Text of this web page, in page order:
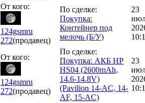
От кого:
124gsmru
272(продавец)
По сделке:
Покупка:
Контейнер под
мелочь (Б/У)
23
От кого:
124gsmru
272(продавец)
По сделке:
Покупка: АКБ HP
HS04 (2600mAh,
14.6-14.8V)
(Pavilion 14-AC, 14-
AF, 15-AC)
23